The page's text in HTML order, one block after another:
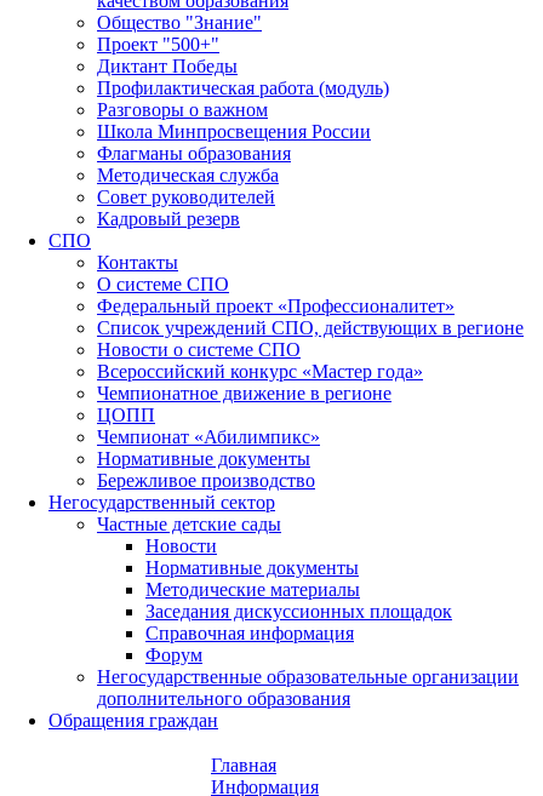
Общество "Знание"
Проект "500+"
Диктант Победы
Профилактическая работа (модуль)
Разговоры о важном
Школа Минпросвещения России
Флагманы образования
Методическая служба
Совет руководителей
Кадровый резерв
СПО
Контакты
О системе СПО
Федеральный проект «Профессионалитет»
Список учреждений СПО, действующих в регионе
Новости о системе СПО
Всероссийский конкурс «Мастер года»
Чемпионатное движение в регионе
ЦОПП
Чемпионат «Абилимпикс»
Нормативные документы
Бережливое производство
Негосударственный сектор
Частные детские сады
Новости
Нормативные документы
Методические материалы
Заседания дискуссионных площадок
Справочная информация
Форум
Негосударственные образовательные организации
дополнительного образования
Обращения граждан
Главная
Информация